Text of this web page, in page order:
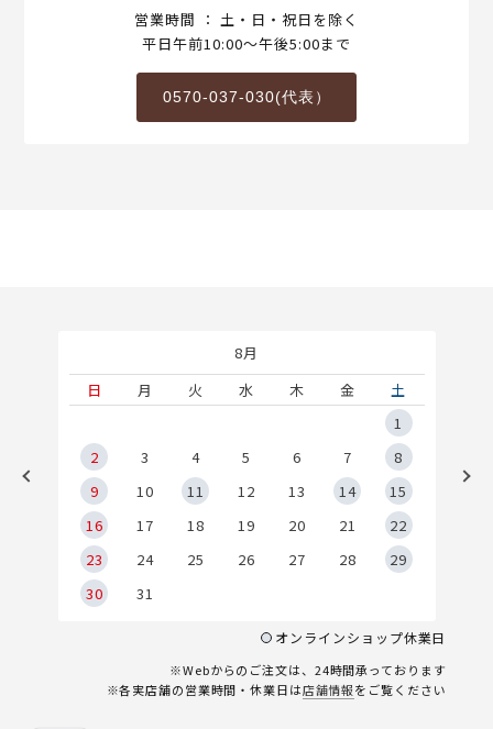
営業時間 ： 土・日・祝日を除く
平日午前10:00～午後5:00まで
0570-037-030(代表）
8月
日
月 火 水 木 金
土
1
2
3 4 5 6 7
8
9
10 11 12 13 14
15
16
17 18 19 20 21
22
23
24 25 26 27 28
29
30
31
オンラインショップ休業日
※Webからのご注文は、24時間承っております
※各実店舗の営業時間・休業日は店舗情報をご覧ください